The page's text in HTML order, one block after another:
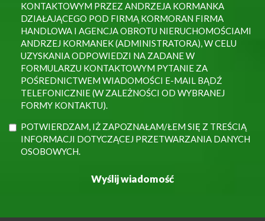
KONTAKTOWYM PRZEZ ANDRZEJA KORMANKA
DZIAŁAJĄCEGO POD FIRMĄ KORMORAN FIRMA
HANDLOWA I AGENCJA OBROTU NIERUCHOMOŚCIAMI
ANDRZEJ KORMANEK (ADMINISTRATORA), W CELU
UZYSKANIA ODPOWIEDZI NA ZADANE W
FORMULARZU KONTAKTOWYM PYTANIE ZA
POŚREDNICTWEM WIADOMOŚCI E-MAIL BĄDŹ
TELEFONICZNIE (W ZALEŻNOŚCI OD WYBRANEJ
FORMY KONTAKTU).
POTWIERDZAM, IŻ ZAPOZNAŁAM/ŁEM SIĘ Z TREŚCIĄ
INFORMACJI DOTYCZĄCEJ PRZETWARZANIA DANYCH
OSOBOWYCH.